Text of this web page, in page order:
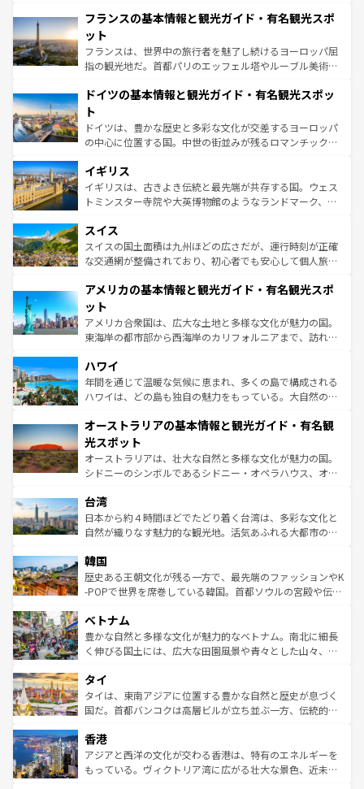
なお、新着のイタリア情報はコンテンツ一覧を参照してほ
しい。
文化が根付くこの国では、情熱的なフラメンコ、熱気あふ
れる闘牛、そして美味しいタパスが生活の一部となってい
る。首都マドリードの洗練された雰囲気や、バルセロナの
アートに溢れた街角から、地方では古代ローマ遺跡や中世
せる。地方によって風土や気候が異なるスペインはその個
ンテンツ一覧 を参照してほしい。
フランスの基本情報と観光ガイド・有名観光スポ
ット
フランスは、世界中の旅行者を魅了し続けるヨーロッパ屈
指の観光地だ。首都パリのエッフェル塔やルーブル美術館
で、幅広い魅力が詰まっている。華麗な宮殿、歴史的な大
聖堂、美しいビーチ、そして豊かな自然が、訪れる者を心
から魅了する。また、フランスは美食の国としても知ら
れ、フランス料理はユネスコ無形文化遺産にも登録されて
香り高いラベンダー畑など、多彩な楽しみ方が可能だ。さ
らに、パリ以外の地域にも魅力が溢れており、どの街角に
も豊かな歴史と文化が息づいている。パリ以外の個性あふ
を参照してほしい。
ドイツの基本情報と観光ガイド・有名観光スポッ
ト
ドイツは、豊かな歴史と多彩な文化が交差するヨーロッパ
の中心に位置する国。中世の街並みが残るロマンチック街
顔を持つこの国は、どこを歩いても飽きることがない。ベ
ルリンの文化的活気、バイエルン州のアルプスの絶景、そ
してライン川沿いのワイン畑といった風景は必見。ビール
は、お酒好きな人にはぜひ体験してほしい。 なお、新着の
ドイツ情報はコンテンツ一覧を参照してほしい。
イギリス
イギリスは、古きよき伝統と最先端が共存する国。ウェス
トミンスター寺院や大英博物館のようなランドマーク、歴
リアごとに異なる魅力がある。また、優雅なアフタヌーン
ティー、ビール好きにはたまらない英国パブ、サッカー観
戦など、本場だからこそできる体験も豊富。イギリスを旅
ンツ一覧を参照してほしい。
スイス
スイスの国土面積は九州ほどの広さだが、運行時刻が正確
な交通網が整備されており、初心者でも安心して個人旅行
の建物がそのまま残る町や、スイスならではのユニークな
博物館もあり、アルプス観光だけでなく町歩きも満喫する
ことができる。国民の所得が高いため物価も高いが、旅行
者向けの交通パス提供のサービスもあり、うまく活用すれ
着のスイス情報は
アメリカの基本情報と観光ガイド・有名観光スポ
ット
アメリカ合衆国は、広大な土地と多様な文化が魅力の国。
東海岸の都市部から西海岸のカリフォルニアまで、訪れる
のような巨大都市は、観光、ショッピング、エンターテイ
ンメントが詰まった刺激的なスポットだ。一方、アメリカ
西部には大自然が広がり、グランドキャニオンやイエロー
部のニューオーリンズでは、音楽と美食が融合した独特の
文化が魅力。旅行者はアメリカの各地域で異なる魅力を楽
しみながら、その多様性と豊かな歴史を感じることができ
るだろう。車でのロードトリップや列車の旅も、アメリカ
情報は
ハワイ
年間を通じて温暖な気候に恵まれ、多くの島で構成される
ハワイは、どの島も独自の魅力をもっている。大自然の神
ワイ島は見逃せない。また、定番の観光地といえばオアフ
島だが、静かな自然を求めるならマウイ島やカウアイ島が
おすすめ。エメラルドグリーンに輝く海をはじめ、豊かな
文化や歴史が息づいている。「アロハスピリット」と呼ば
人々、おいしいローカルフードやハワイアンミュージッ
ク、伝統的なフラダンスなど、すべてがハワイの魅力を彩
っている。訪れるたびに新しい発見と感動が待っているハ
はコンテンツ一覧
オーストラリアの基本情報と観光ガイド・有名観
光スポット
オーストラリアは、壮大な自然と多様な文化が魅力の国。
シドニーのシンボルであるシドニー・オペラハウス、オー
リアリーフや大陸中央部にそびえるウルル（エアーズロッ
ク）、タスマニアの美しい原生林やケアンズの熱帯雨林な
ど、見どころがたくさん。また、カフェやワイン、オージ
いる。アクティビティも充実しており、サーフィンやダイ
ビング、ハイキングなど、アウトドア好きにはたまらな
い。オーストラリアの多彩な魅力を存分に味わいつくそ
参照してほしい。
台湾
日本から約４時間ほどでたどり着く台湾は、多彩な文化と
自然が織りなす魅力的な観光地。活気あふれる大都市の台
ン）、静ひつな山岳地帯である台湾東部など、都市の喧騒
と山間の静けさが共存しており、訪れる人に新しい発見と
驚きをもたらしてくれる。また、奥深い台湾の食文化も魅
容にもいいと評判のスイーツなど、バラエティ豊かな料理
が味わえる。 なお、新着の台湾情報は コンテンツ一覧を参
照してほしい。
韓国
歴史ある王朝文化が残る一方で、最先端のファッションやK
-POPで世界を席巻している韓国。首都ソウルの宮殿や伝統
き、地方に足を延ばせば四季折々の自然美を楽しむことが
できる。そして、キムチや焼肉、絶品のストリートフード
まで、さまざまな韓国料理が待っている。夜には、韓国な
リティに包まれながら、韓国の多彩な魅力を心ゆくまで味
わってみてほしい。 なお、新着の韓国情報はコンテンツ一
覧を参照してほしい。
ベトナム
豊かな自然と多様な文化が魅力的なベトナム。南北に細長
く伸びる国土には、広大な田園風景や青々とした山々、世
急速な発展と共に伝統が息づく。ハノイの古い町並みやホ
ーチミン市のフランス統治時代の建物も、独特の雰囲気を
醸し出している。また、バラエティの豊かさとおいしさで
とつ。フォーやバインミー、ベトナムコーヒーなどは、ぜ
ひ現地で味わいたい。どの地域を訪れてもあたたかい人々
が旅行者を迎えてくれるので、きっと忘れられない旅にな
タイ
タイは、東南アジアに位置する豊かな自然と歴史が息づく
国だ。首都バンコクは高層ビルが立ち並ぶ一方、伝統的な
の活気が交差している。北部ではチェンマイなどの山岳地
帯で自然と触れ合い、南部ではプーケットやクラビの美し
いビーチでリゾート気分を楽しむことができる。タイ料理
香港
アジアと西洋の文化が交わる香港は、特有のエネルギーを
もっている。ヴィクトリア湾に広がる壮大な景色、近未来